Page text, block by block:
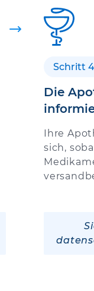
Schritt 4
Die
Ihre
sich,